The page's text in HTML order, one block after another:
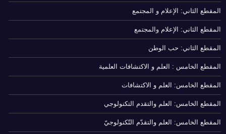
المقطع الثاني: الإعلام و المجتمع
المقطع الثاني: الإعلام والمجتمع
المقطع الثاني: حب الوطن
المقطع الخامس : العلم و الاكتشافات العلمية
المقطع الخامس: العلم و الاكتشافات
المقطع الخامس: العلم والتقدم التكنولوجي
المقطع الخامس: العلم والتقدّم التّكنولوجيّ